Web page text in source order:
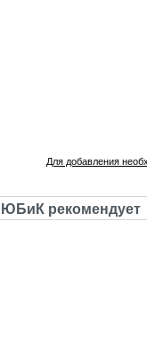
Для добавления
ЮБиК рекомендует